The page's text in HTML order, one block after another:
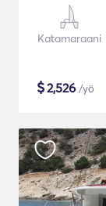
Katamaraani
$2,526 /yö